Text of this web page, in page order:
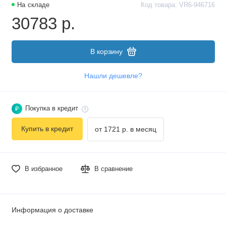
На складе Код товара: VR6-946716
30783 р.
В корзину
Нашли дешевле?
В избранное В сравнение
₽ Покупка в кредит
Купить в кредит от 1721 р. в месяц
Информация о доставке